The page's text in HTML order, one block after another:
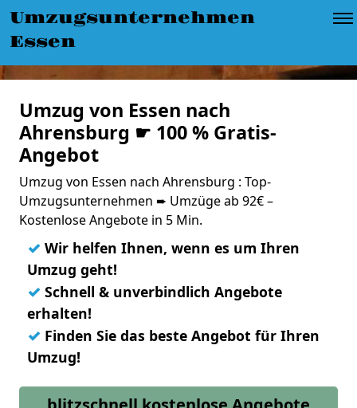
Umzugsunternehmen
Essen
Umzug von Essen nach
Ahrensburg ☛ 100 % Gratis-
Angebot
Umzug von Essen nach Ahrensburg : Top-
Umzugsunternehmen ➨ Umzüge ab 92€ –
Kostenlose Angebote in 5 Min.
✓ Wir helfen Ihnen, wenn es um Ihren
Umzug geht!
✓ Schnell & unverbindlich Angebote
erhalten!
✓ Finden Sie das beste Angebot für Ihren
Umzug!